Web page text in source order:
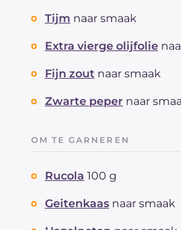
Tijm naar smaak
Extra vierge olijfolie
Fijn zout naar smaak
Zwarte peper naar
OM TE GARNEREN
Rucola 100 g
Geitenkaas naar smaak